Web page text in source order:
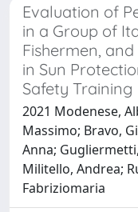
Evaluation of
in a Group of
Fishermen,
in Sun
Safety Training
2021 Modenese,
Massimo; Bravo,
Anna;
Militello, Andrea;
Fabriziomaria